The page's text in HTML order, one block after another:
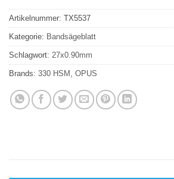
Artikelnummer: TX5537
Kategorie: Bandsägeblatt
Schlagwort: 27x0.90mm
Brands: 330 HSM OPUS